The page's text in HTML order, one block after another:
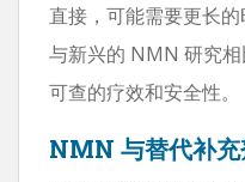
直接，可能需要更长
与新兴的 NMN 研究
可查的疗效和安全性。
NMN 与替代补充